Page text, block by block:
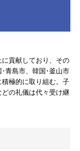
貢献しており、その
青島市、韓国･釜山市
極的に取り組む。子
の礼儀は代々受け継